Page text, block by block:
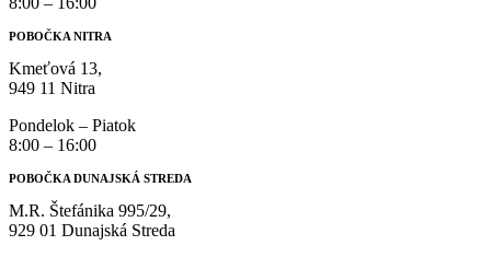
POBOČKA NITRA
Kmeťová 13,
949 11 Nitra
Pondelok – Piatok
8:00 – 16:00
POBOČKA DUNAJSKÁ STREDA
M.R. Štefánika 995/29,
929 01 Dunajská Streda